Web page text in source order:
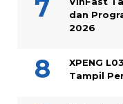
dan
2026
XPENG
Tampil